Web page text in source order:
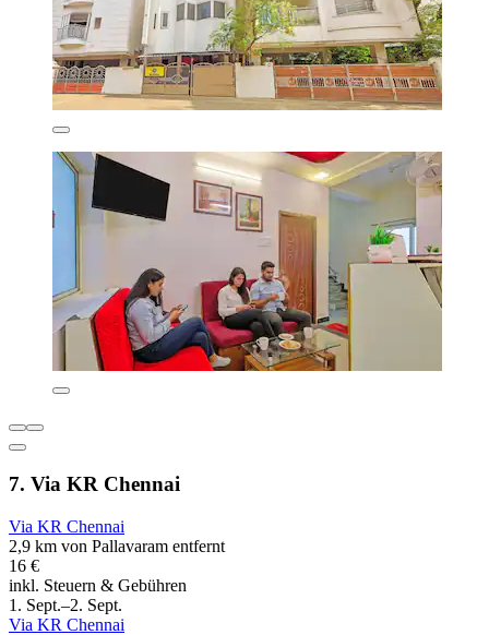
7. Via KR Chennai
Via KR Chennai
2,9 km von Pallavaram entfernt
16 €
inkl. Steuern & Gebühren
1. Sept.–2. Sept.
Via KR Chennai